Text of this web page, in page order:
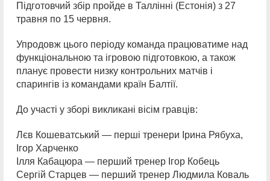
Підготовчий збір пройде в Таллінні (Естонія) з 27
травня по 15 червня.
Упродовж цього періоду команда працюватиме над
функціональною та ігровою підготовкою, а також
планує провести низку контрольних матчів і
спарингів із командами країн Балтії.
До участі у зборі викликані вісім гравців:
Лєв Кошеватський — перші тренери Ірина Рябуха,
Ігор Харченко
Ілля Кабацюра — перший тренер Ігор Кобець
Сергій Старцев — перший тренер Людмила Коваль